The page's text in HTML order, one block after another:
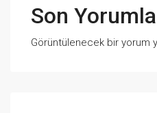
Son
Görüntülenecek bir yorum